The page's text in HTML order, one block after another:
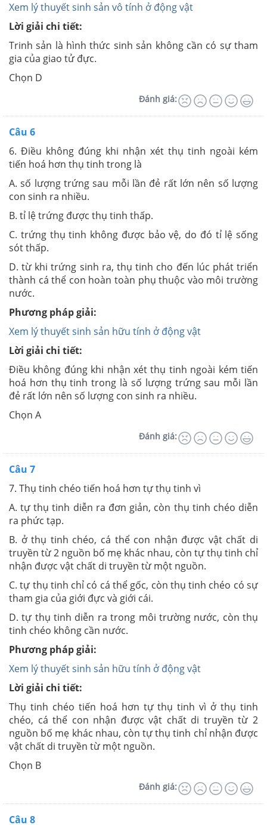
Xem lý thuyết sinh sản vô tính ở động vật
Lời giải chi tiết:
Trinh sản là hình thức sinh sản không cần có sự tham
gia của giao tử đực.
Chọn D
Đánh giá:
Câu 6
6. Điều không đúng khi nhận xét thụ tinh ngoài kém
tiến hoá hơn thụ tinh trong là
A. số lượng trứng sau mỗi lần đẻ rất lớn nên số lượng
con sinh ra nhiều.
B. tỉ lệ trứng được thụ tinh thấp.
C. trứng thụ tinh không được bảo vệ, do đó tỉ lệ sống
sót thấp.
D. từ khi trứng sinh ra, thụ tinh cho đến lúc phát triển
thành cá thể con hoàn toàn phụ thuộc vào môi trường
nước.
Phương pháp giải:
Xem lý thuyết sinh sản hữu tính ở động vật
Lời giải chi tiết:
Điều không đúng khi nhận xét thụ tinh ngoài kém tiến
hoá hơn thụ tinh trong là số lượng trứng sau mỗi lần
đẻ rất lớn nên số lượng con sinh ra nhiều.
Chọn A
Đánh giá:
Câu 7
7. Thụ tinh chéo tiến hoá hơn tự thụ tinh vì
A. tự thụ tinh diễn ra đơn giản, còn thụ tinh chéo diễn
ra phức tạp.
B. ở thụ tinh chéo, cá thể con nhận được vật chất di
truyền từ 2 nguồn bố mẹ khác nhau, còn tự thụ tinh chỉ
nhận được vật chất di truyền từ một nguồn.
C. tự thụ tinh chỉ có cá thể gốc, còn thụ tinh chéo có sự
tham gia của giới đực và giới cái.
D. tự thụ tinh diễn ra trong môi trường nước, còn thụ
tinh chéo không cần nước.
Phương pháp giải:
Xem lý thuyết sinh sản hữu tính ở động vật
Lời giải chi tiết:
Thụ tinh chéo tiến hoá hơn tự thụ tinh vì ở thụ tinh
chéo, cá thể con nhận được vật chất di truyền từ 2
nguồn bố mẹ khác nhau, còn tự thụ tinh chỉ nhận được
vật chất di truyền từ một nguồn.
Chọn B
Đánh giá:
Câu 8